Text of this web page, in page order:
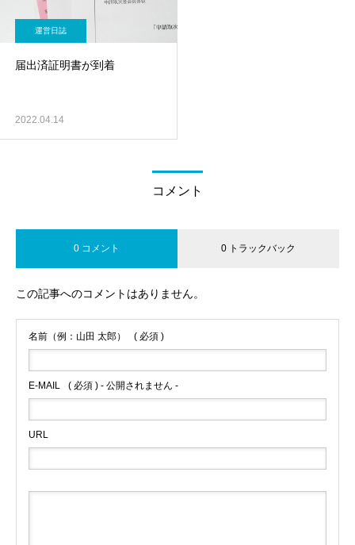
運営日誌
届出済証明書が到着
2022.04.14
コメント
0 コメント 0 トラックバック
この記事へのコメントはありません。
名前（例：山田 太郎） ( 必須 )
E-MAIL ( 必須 ) - 公開されません -
URL